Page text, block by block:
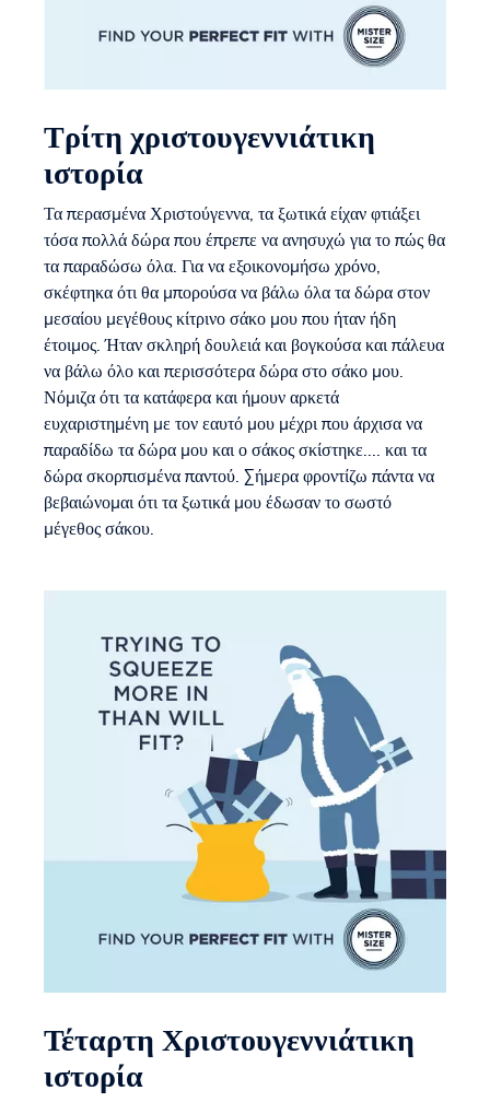
Τρίτη χριστουγεννιάτικη
ιστορία
Τα περασμένα Χριστούγεννα, τα ξωτικά είχαν φτιάξει
τόσα πολλά δώρα που έπρεπε να ανησυχώ για το πώς θα
τα παραδώσω όλα. Για να εξοικονομήσω χρόνο,
σκέφτηκα ότι θα μπορούσα να βάλω όλα τα δώρα στον
μεσαίου μεγέθους κίτρινο σάκο μου που ήταν ήδη
έτοιμος. Ήταν σκληρή δουλειά και βογκούσα και πάλευα
να βάλω όλο και περισσότερα δώρα στο σάκο μου.
Νόμιζα ότι τα κατάφερα και ήμουν αρκετά
ευχαριστημένη με τον εαυτό μου μέχρι που άρχισα να
παραδίδω τα δώρα μου και ο σάκος σκίστηκε.... και τα
δώρα σκορπισμένα παντού. Σήμερα φροντίζω πάντα να
βεβαιώνομαι ότι τα ξωτικά μου έδωσαν το σωστό
μέγεθος σάκου.
Τέταρτη Χριστουγεννιάτικη
ιστορία